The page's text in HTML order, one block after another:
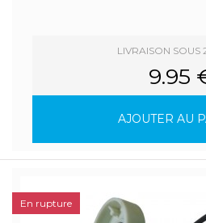
LIVRAISON SOUS
9.95
AJOUTER AU
En rupture